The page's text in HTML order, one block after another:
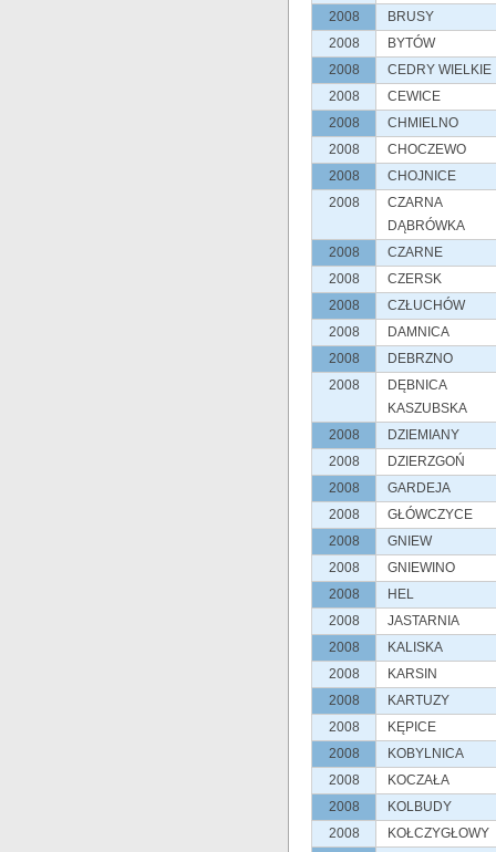
2008
BRUSY
2008
BYTÓW
2008
CEDRY WIELKIE
2008
CEWICE
2008
CHMIELNO
2008
CHOCZEWO
2008
CHOJNICE
2008
CZARNA
DĄBRÓWKA
2008
CZARNE
2008
CZERSK
2008
CZŁUCHÓW
2008
DAMNICA
2008
DEBRZNO
2008
DĘBNICA
KASZUBSKA
2008
DZIEMIANY
2008
DZIERZGOŃ
2008
GARDEJA
2008
GŁÓWCZYCE
2008
GNIEW
2008
GNIEWINO
2008
HEL
2008
JASTARNIA
2008
KALISKA
2008
KARSIN
2008
KARTUZY
2008
KĘPICE
2008
KOBYLNICA
2008
KOCZAŁA
2008
KOLBUDY
2008
KOŁCZYGŁOWY